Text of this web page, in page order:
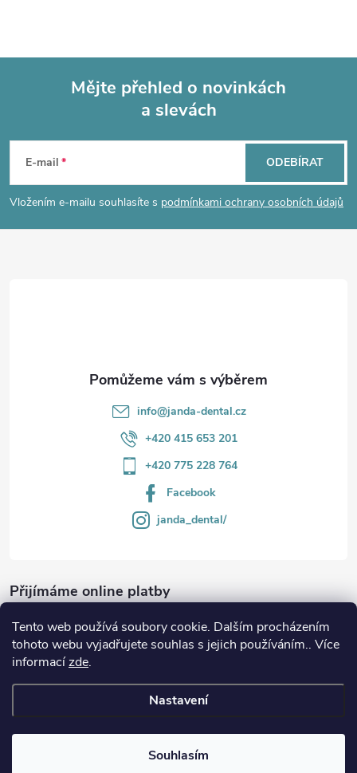
Tento web používá soubory cookie. Dalším procházením
tohoto webu vyjadřujete souhlas s jejich používáním.. Více
informacízde.
Nastavení
Souhlasím
p
Mějte přehled o novinkách
a slevách
E-mail
Vložením e-mailu souhlasíte s podmínkami ochrany osobních údajů
ODEBÍRAT
info@janda-dental.cz
+420 415 653 201
+420 775 228 764
Facebook
janda_dental/
Přijímáme online platby
Copyright 2026JANDA-DENTAL.cz. Všechna práva vyhrazena.